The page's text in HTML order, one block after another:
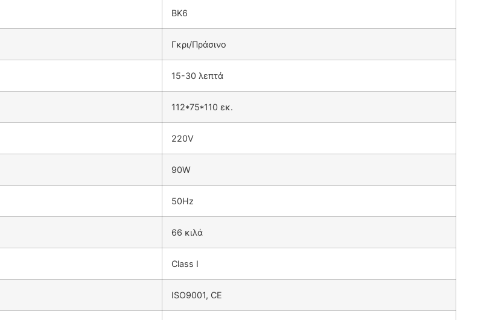
ΒΚ6
Γκρι/Πράσινο
15-30 λεπτά
112*75*110 εκ.
220V
90W
50Hz
66 κιλά
Class I
ISO9001, CE